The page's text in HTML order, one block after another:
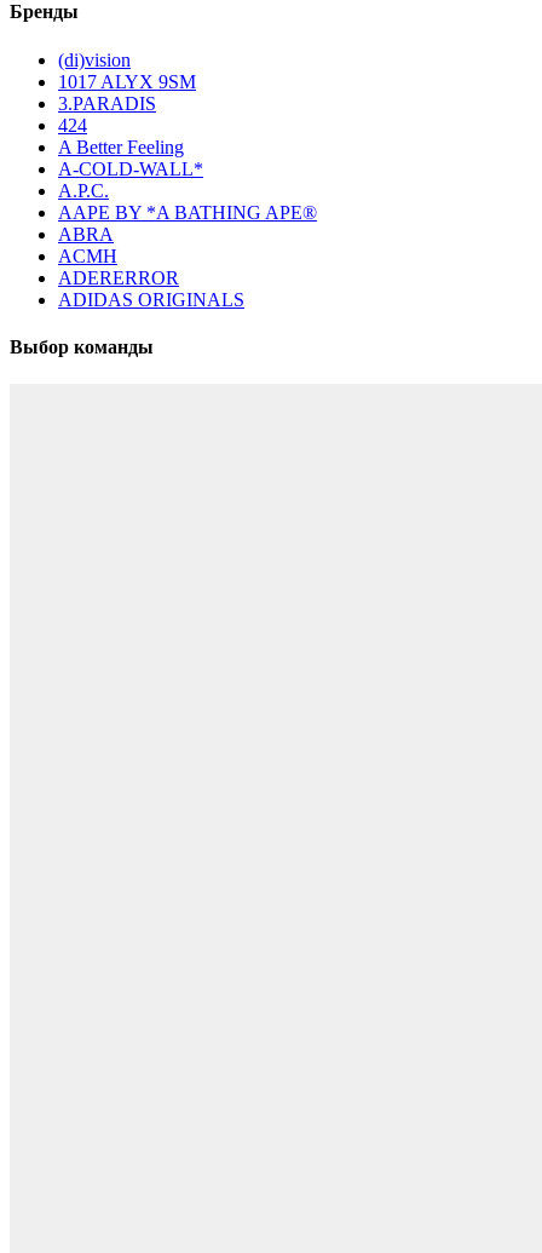
Бренды
(di)vision
1017 ALYX 9SM
3.PARADIS
424
A Better Feeling
A-COLD-WALL*
A.P.C.
AAPE BY *A BATHING APE®
ABRA
ACMH
ADERERROR
ADIDAS ORIGINALS
Выбор команды